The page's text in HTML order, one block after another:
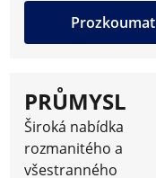
Prozkoumat
PRŮMYSL
Široká nabídka
rozmanitého a
všestranného